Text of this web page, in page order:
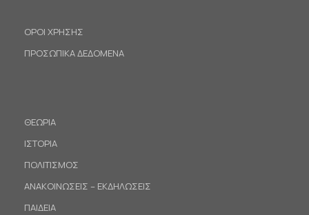
ΟΡΟΙ ΧΡΗΣΗΣ
ΠΡΟΣΩΠΙΚΑ ΔΕΔΟΜΕΝΑ
ΘΕΩΡΙΑ
ΙΣΤΟΡΙΑ
ΠΟΛΙΤΙΣΜΟΣ
ΑΝΑΚΟΙΝΩΣΕΙΣ – ΕΚΔΗΛΩΣΕΙΣ
ΠΑΙΔΕΙΑ